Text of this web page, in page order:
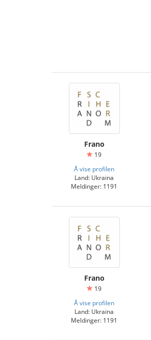
Frano
19
Å vise profilen
Land: Ukraina
Meldinger: 1191
Frano
19
Å vise profilen
Land: Ukraina
Meldinger: 1191